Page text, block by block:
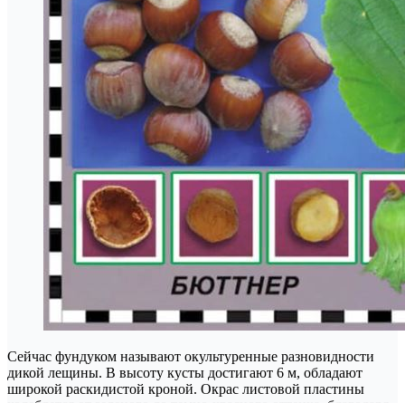
Сейчас фундуком называют окультуренные разновидности
дикой лещины. В высоту кусты достигают 6 м, обладают
широкой раскидистой кроной. Окрас листовой пластины